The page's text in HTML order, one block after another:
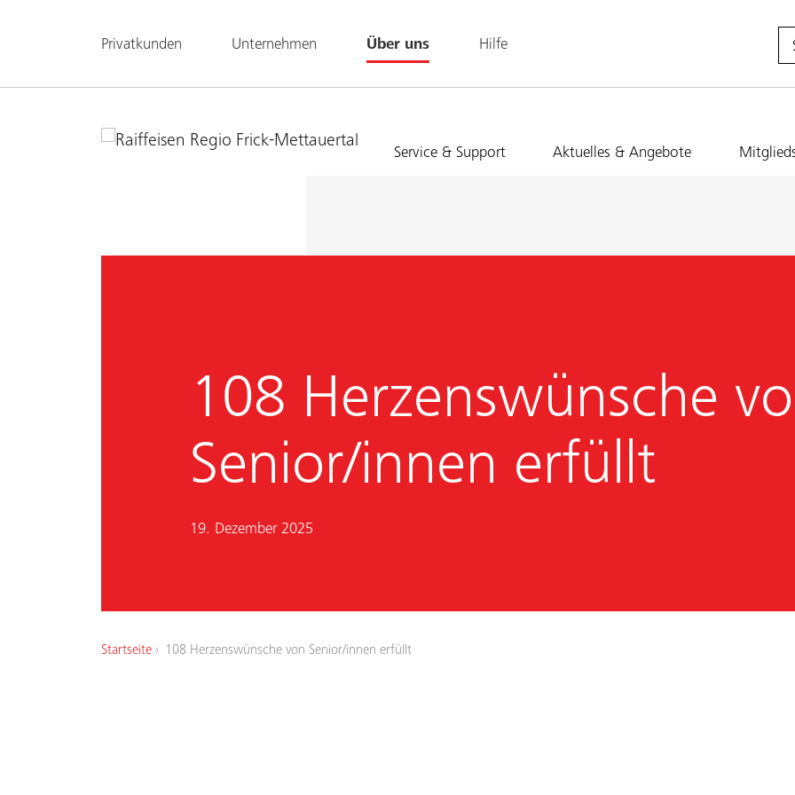
Privatkunden Unternehmen Über uns Hilfe
Service & Support Aktuelles & Angebote
108 Herzenswünsche
Senior/innen erfüllt
19. Dezember 2025
Startseite 108 Herzenswünsche von Senior/innen erfüllt